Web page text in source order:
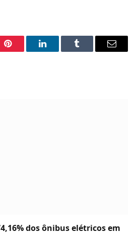
Pinterest LinkedInTumblr Email
dos ônibus elétricos em